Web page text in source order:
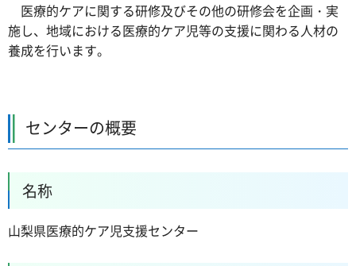
医療的ケアに関する研修及びその他の研修会を企画・実
施し、地域における医療的ケア児等の支援に関わる人材の
養成を行います。
センターの概要
名称
山梨県医療的ケア児支援センター